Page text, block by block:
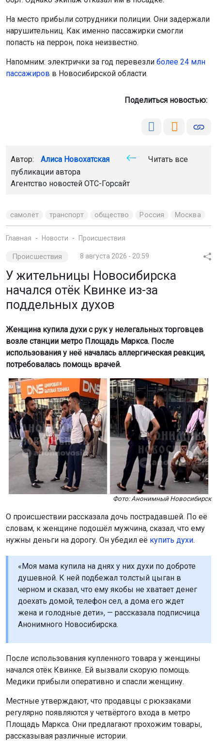
На место прибыли сотрудники полиции. Они задержали
нарушительниц. Как именно пассажирки смогли
попасть на перрон, пока неизвестно.
Напомним: электрички за год перевезли более 24 млн
пассажиров в Новосибирской области.
Поделиться новостью:
Автор: Алиса Новохатская
Читать все
публикации автора
Агентство новостей ОТС-Горсайт
самолёт транспорт общество Россия Москва
Главная Новости Происшествия
Происшествия 8 августа 2026 - 20:59
У жительницы Новосибирска
начался отёк Квинке из-за
поддельных духов
Женщина купила духи с рук у нелегальных торговцев
возле станции метро Площадь Маркса. После
использования у неё началась аллергическая реакция,
потребовалась помощь врачей.
Фото: Анонимный Новосибирск
О происшествии рассказала дочь пострадавшей. По её
словам, к женщине подошёл мужчина, сказал, что ему
нужны деньги на дорогу. Он убедил её купить духи.
«Моя мама купила на днях у них духи по доброте
душевной. К ней подбежал толстый цыган в
черном и сказал, что ему якобы не хватает денег
доехать домой, телефон сел, а дома его ждет
жена и голодные дети», — рассказала подписчица
Анонимного Новосибирска.
После использования купленного товара у женщины
начался отёк Квинке. Ей вызвали скорую помощь.
Медики прибыли оперативно и спасли женщину.
Местные утверждают, что продавцы с рюкзаками
регулярно появляются у четвёртого входа в метро
Площадь Маркса. Они предлагают прохожим товары,
рассказывая различные истории.